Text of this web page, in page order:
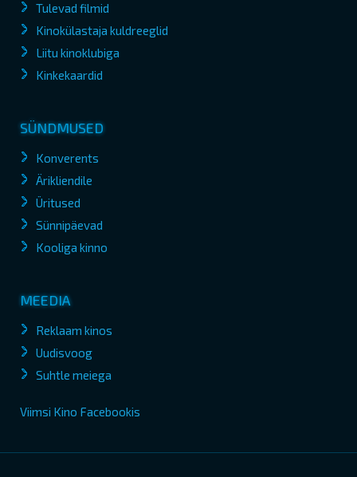
Tulevad filmid
Kinokülastaja kuldreeglid
Liitu kinoklubiga
Kinkekaardid
SÜNDMUSED
Konverents
Ärikliendile
Üritused
Sünnipäevad
Kooliga kinno
MEEDIA
Reklaam kinos
Uudisvoog
Suhtle meiega
Viimsi Kino Facebookis